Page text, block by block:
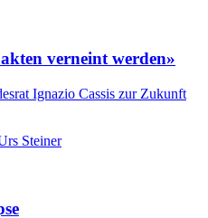
verneint werden»
Ignazio Cassis zur Zukunft
Steiner